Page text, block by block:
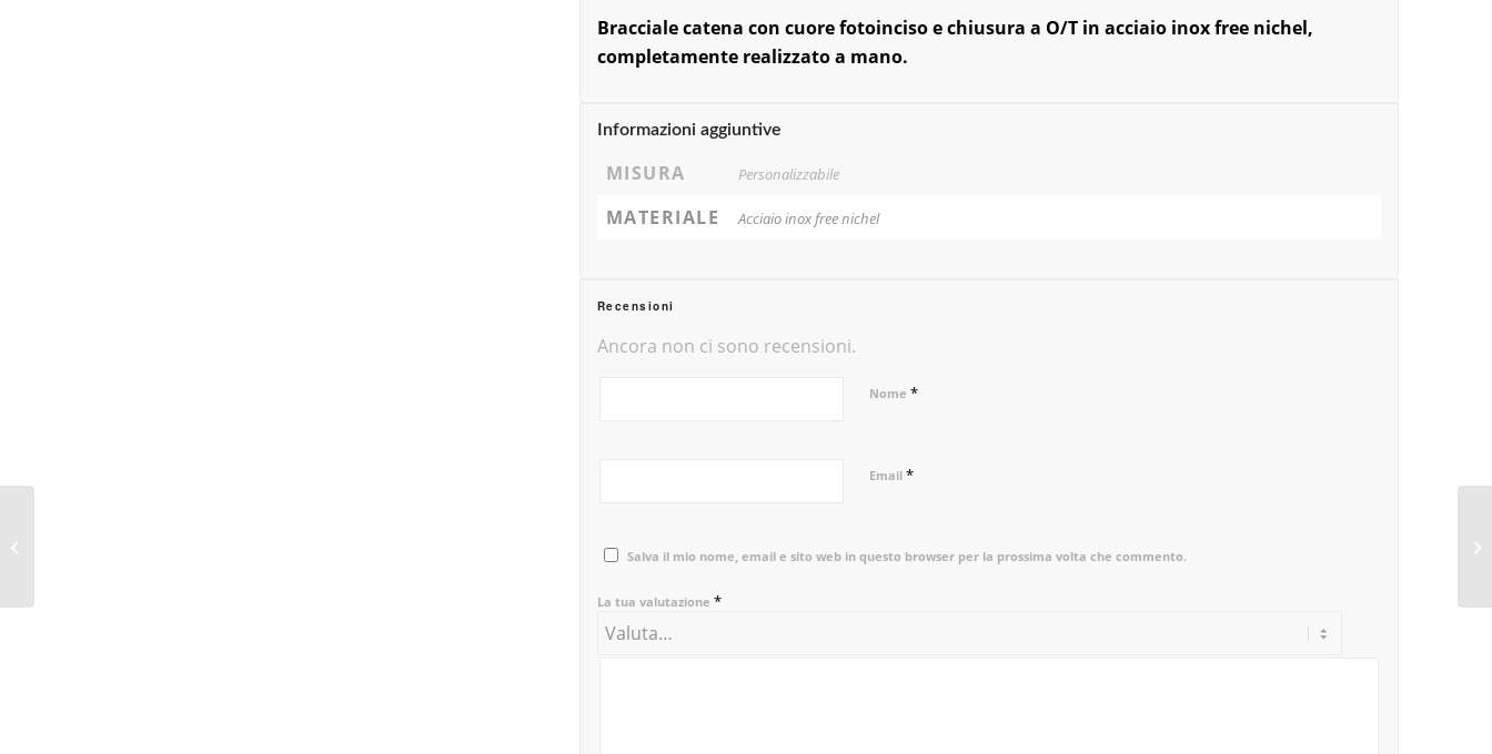
Bracciale catena con cuore fotoinciso e chiusura a O/T in acciaio inox free nichel,
completamente realizzato a mano.
Informazioni aggiuntive
MISURA Personalizzabile
MATERIALE Acciaio inox free nichel
Recensioni
Ancora non ci sono recensioni.
Nome *
Email *
Salva il mio nome, email e sito web in questo browser per la prossima volta che commento.
La tua valutazione *